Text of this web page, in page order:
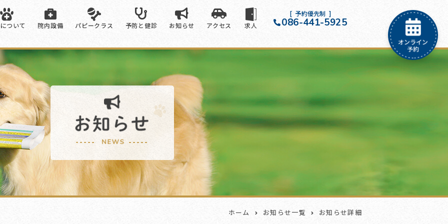
ついて 院内設備 パピークラス 予防と健診 お知らせ アクセス 求人
予約優先制
086-441-5925
ホーム お知らせ一覧 お知らせ詳細